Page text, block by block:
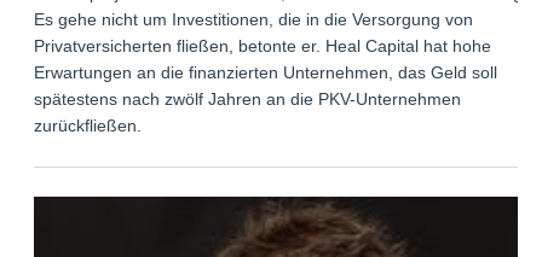
Es gehe nicht um Investitionen, die in die Versorgung von
Privatversicherten fließen, betonte er. Heal Capital hat hohe
Erwartungen an die finanzierten Unternehmen, das Geld soll
spätestens nach zwölf Jahren an die PKV-Unternehmen
zurückfließen.